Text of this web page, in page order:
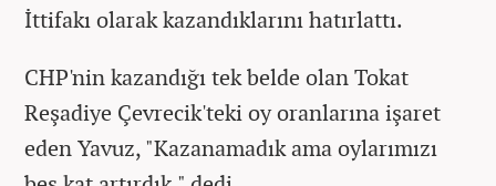
İttifakı olarak kazandıklarını hatırlattı.
CHP'nin kazandığı tek belde olan Tokat
Reşadiye Çevrecik'teki oy oranlarına işaret
eden Yavuz, "Kazanamadık ama oylarımızı